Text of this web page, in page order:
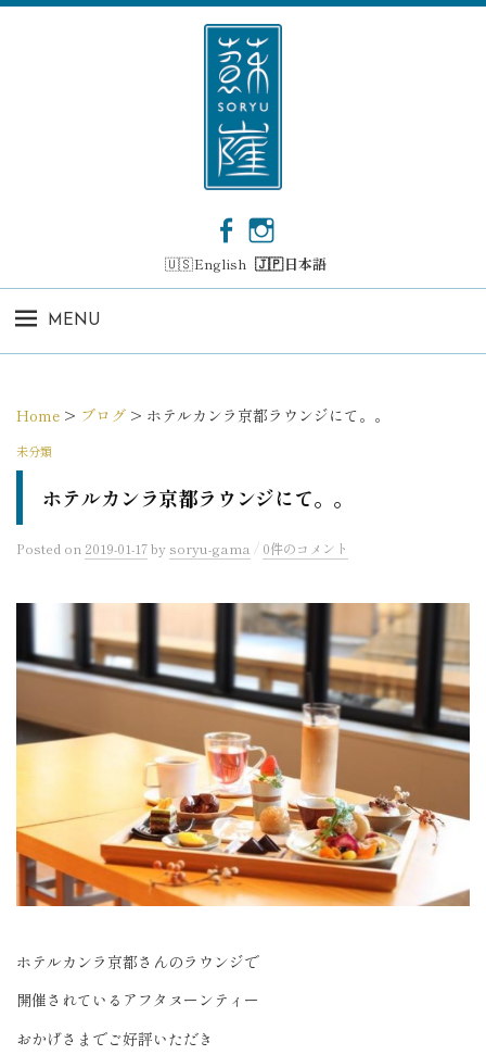
コ
c
e
o
s
t
r
English 日本語
MENU
Home > ブログ > ホテルカンラ京都ラウンジにて。。
未分類
ホテルカンラ京都ラウンジにて。。
Posted on 2019-01-17by soryu-gama / 0件のコメント
ホテルカンラ京都さんのラウンジで
開催されているアフタヌーンティー
おかげさまでご好評いただき